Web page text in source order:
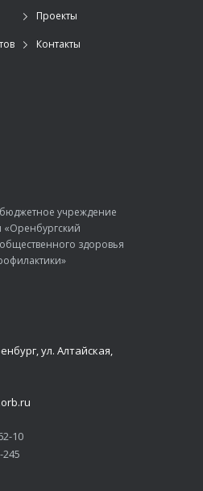
Проекты
Контакты
учреждение
«Оренбургский
здоровья
ул. Алтайская,
10
245